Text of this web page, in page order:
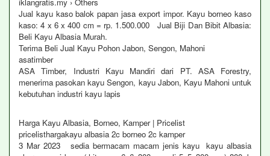
Jual kayu kaso balok papan jasa export impor. Kayu borneo kaso
kaso: 4 x 6 x 400 cm = rp. 1.500.000 Jual Biji Dan Bibit Albasia:
Beli Kayu Albasia Murah.
Terima Beli Jual Kayu Pohon Jabon, Sengon, Mahoni
asatimber
ASA Timber, Industri Kayu Mandiri dari PT. ASA Forestry,
menerima pasokan kayu Sengon, kayu Jabon, Kayu Mahoni untuk
kebutuhan industri kayu lapis
Harga Kayu Albasia, Borneo, Kamper | Pricelist
pricelisthargakayu albasia 2c borneo 2c kamper
3 Mar 2023 sedia bermacam macam jenis kayu kayu albasia